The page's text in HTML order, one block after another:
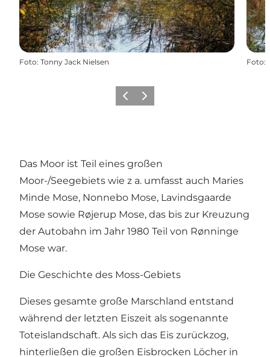
Foto: Tonny Jack Nielsen Foto:
ZurückWeiter
Das Moor ist Teil eines großen
Moor-/Seegebiets wie z a. umfasst auch Maries
Minde Mose, Nonnebo Mose, Lavindsgaarde
Mose sowie Røjerup Mose, das bis zur Kreuzung
der Autobahn im Jahr 1980 Teil von Rønninge
Mose war.
Die Geschichte des Moss-Gebiets
Dieses gesamte große Marschland entstand
während der letzten Eiszeit als sogenannte
Toteislandschaft. Als sich das Eis zurückzog,
hinterließen die großen Eisbrocken Löcher in